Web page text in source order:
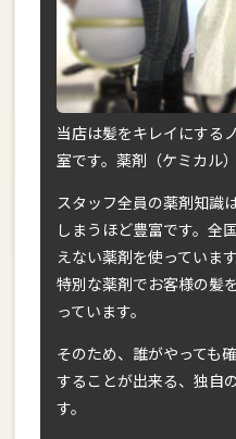
当店は髪をキレイにする
室です。薬剤（ケミカル
スタッフ全員の薬剤知識
しまうほど豊富です。全
えない薬剤を使っていま
特別な薬剤でお客様の髪
っています。
そのため、誰がやっても
することが出来る、独自
す。